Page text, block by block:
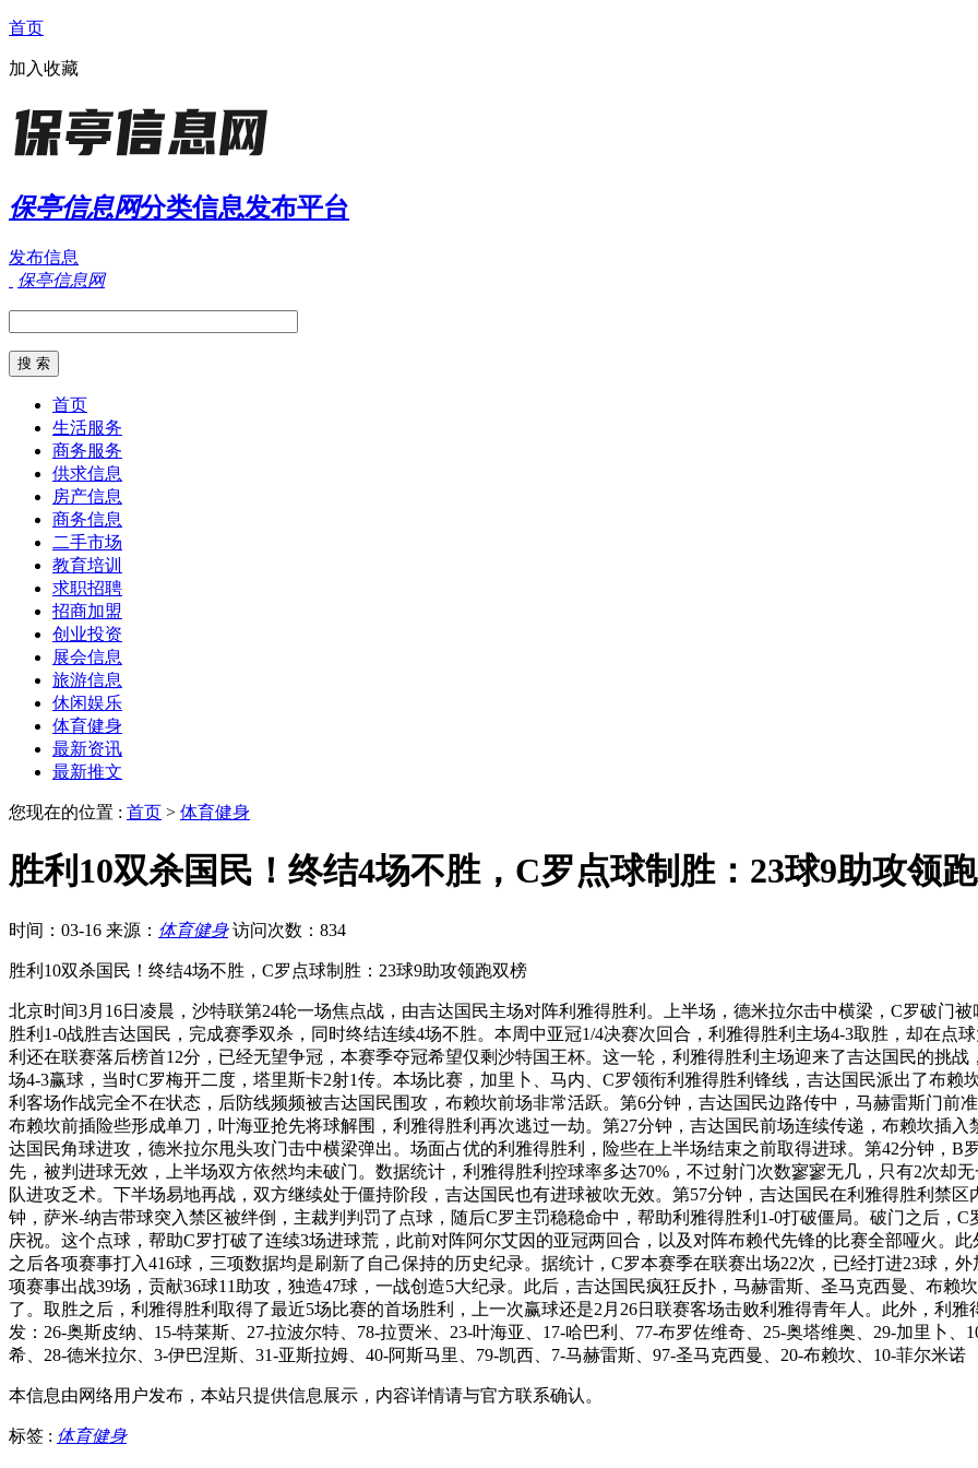
首页
加入收藏
保亭信息网分类信息发布平台
发布信息
保亭信息网
首页
生活服务
商务服务
供求信息
房产信息
商务信息
二手市场
教育培训
求职招聘
招商加盟
创业投资
展会信息
旅游信息
休闲娱乐
体育健身
最新资讯
最新推文
您现在的位置 : 首页 > 体育健身
胜利10双杀国民！终结4场不胜，C罗点球制胜：23球9助攻领
时间：03-16 来源： 体育健身 访问次数：834
胜利10双杀国民！终结4场不胜，C罗点球制胜：23球9助攻领跑双榜
北京时间3月16日凌晨，沙特联第24轮一场焦点战，由吉达国民主场对阵利雅得胜利。上半场，德米拉尔击中横梁，C罗破门
胜利1-0战胜吉达国民，完成赛季双杀，同时终结连续4场不胜。本周中亚冠1/4决赛次回合，利雅得胜利主场4-3取胜，却在点
利还在联赛落后榜首12分，已经无望争冠，本赛季夺冠希望仅剩沙特国王杯。这一轮，利雅得胜利主场迎来了吉达国民的挑
场4-3赢球，当时C罗梅开二度，塔里斯卡2射1传。本场比赛，加里卜、马内、C罗领衔利雅得胜利锋线，吉达国民派出了布
利客场作战完全不在状态，后防线频频被吉达国民围攻，布赖坎前场非常活跃。第6分钟，吉达国民边路传中，马赫雷斯门前
布赖坎前插险些形成单刀，叶海亚抢先将球解围，利雅得胜利再次逃过一劫。第27分钟，吉达国民前场连续传递，布赖坎插
达国民角球进攻，德米拉尔甩头攻门击中横梁弹出。场面占优的利雅得胜利，险些在上半场结束之前取得进球。第42分钟，B
先，被判进球无效，上半场双方依然均未破门。数据统计，利雅得胜利控球率多达70%，不过射门次数寥寥无几，只有2次却
队进攻乏术。下半场易地再战，双方继续处于僵持阶段，吉达国民也有进球被吹无效。第57分钟，吉达国民在利雅得胜利禁
钟，萨米-纳吉带球突入禁区被绊倒，主裁判判罚了点球，随后C罗主罚稳稳命中，帮助利雅得胜利1-0打破僵局。破门之后，
庆祝。这个点球，帮助C罗打破了连续3场进球荒，此前对阵阿尔艾因的亚冠两回合，以及对阵布赖代先锋的比赛全部哑火。
之后各项赛事打入416球，三项数据均是刷新了自己保持的历史纪录。据统计，C罗本赛季在联赛出场22次，已经打进23球，
项赛事出战39场，贡献36球11助攻，独造47球，一战创造5大纪录。此后，吉达国民疯狂反扑，马赫雷斯、圣马克西曼、布
了。取胜之后，利雅得胜利取得了最近5场比赛的首场胜利，上一次赢球还是2月26日联赛客场击败利雅得青年人。此外，利
发：26-奥斯皮纳、15-特莱斯、27-拉波尔特、78-拉贾米、23-叶海亚、17-哈巴利、77-布罗佐维奇、25-奥塔维奥、29-加里卜
希、28-德米拉尔、3-伊巴涅斯、31-亚斯拉姆、40-阿斯马里、79-凯西、7-马赫雷斯、97-圣马克西曼、20-布赖坎、10-菲尔米诺
本信息由网络用户发布， 本站只提供信息展示，内容详情请与官方联系确认。
标签 : 体育健身